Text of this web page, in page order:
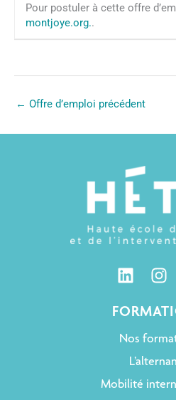
Pour postuler à cette offre
montjoye.org..
← Offre d’emploi précédent
Nos
Mobilité